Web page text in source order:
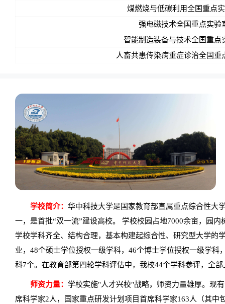
煤燃烧与低碳利用全国重点
强电磁技术全国重点实验
智能制造装备与技术全国重点
人畜共患传染病重症诊治全国重
学校简介： 华中科技大学是国家教育部直属重点综合性大
一，是首批“双一流”建设高校。 学校校园占地7000余亩，园
学校学科齐全、结构合理，基本构建起综合性、研究型大学的
业，48个硕士学位授权一级学科，46个博士学位授权一级学
科7个。在教育部第四轮学科评估中，我校44个学科参评，全
国家第二轮“双一流”建设学科名单。 学校实施“人才兴校”战
科学研究计划项目首席科学家2人，国家重点研发计划项目首
师资力量： 学校实施"人才兴校"战略，师资力量雄厚。现
席科学家2人，国家重点研发计划项目首席科学家163人（其